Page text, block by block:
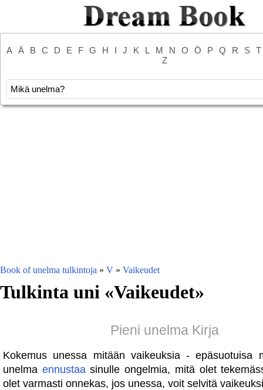
A Ä B C D E F G H I J K L M N O Ö P Q R S
T
Z
Book of unelma tulkintoja » V » Vaikeudet
Tulkinta uni «Vaikeudet»
Pieni unelma Kirja
Kokemus unessa mitään vaikeuksia - epäsuotuisa
unelma ennustaasinulle ongelmia, mitä olet
olet varmasti onnekas, jos unessa, voit selvitä